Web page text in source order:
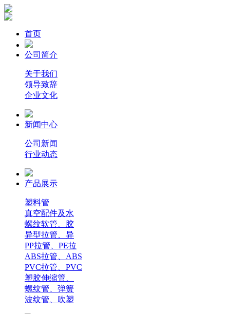
首页
公司简介
关于我们
领导致辞
企业文化
新闻中心
公司新闻
行业动态
产品展示
塑料管
真空配件及水
螺纹软管、胶
异型拉管、异
PP拉管、PE拉
ABS拉管、ABS
PVC拉管、PVC
塑胶伸缩管、
螺纹管、弹簧
波纹管、吹塑